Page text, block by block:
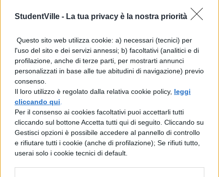
StudentVille - La tua privacy è la nostra priorità
Questo sito web utilizza cookie: a) necessari (tecnici) per
l'uso del sito e dei servizi annessi; b) facoltativi (analitici e di
profilazione, anche di terze parti, per mostrarti annunci
personalizzati in base alle tue abitudini di navigazione) previo
consenso.
Il loro utilizzo è regolato dalla relativa cookie policy, leggi
cliccando qui
Per il consenso ai cookies facoltativi puoi accettarli tutti
cliccando sul bottone Accetta tutti qui di seguito. Cliccando su
Gestisci opzioni è possibile accedere al pannello di controllo
e rifiutare tutti i cookie (anche di profilazione); Se rifiuti tutto,
userai solo i cookie tecnici di default.
intorno a noi ( moto, macchina, libri, penne,
illustrare il percorso interdisciplinare, Ã¨
necessario precisare che la
strumentalizzazione non necessariamente
deve essere negativa, basta cogliere la
giusta definizione del termine ( inizio
pagina ) Eâ dura comprendere quali siano i
maggiori artefici della strumentalizzazione
nel mondo, ma, se dovessi dire la prima